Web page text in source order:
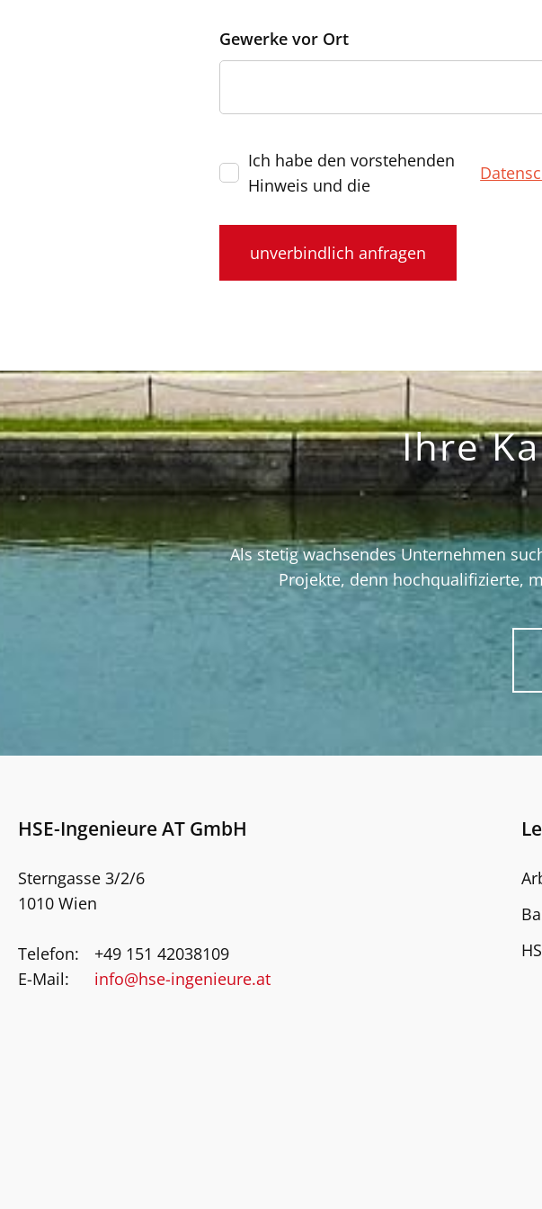
Gewerke vor Ort
Ich habe den vorstehenden
Hinweis und die
Ihre
Als stetig wachsendes Unternehmen
Projekte, denn hochqualifizierte,
HSE-Ingenieure AT GmbH
Sterngasse 3/2/6
1010 Wien
Telefon:
+49 151 42038109
E-Mail:
info@hse-ingenieure.at